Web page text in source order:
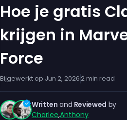
Hoe je gratis
krijgen in
Force
Bijgewerkt op Jun 2, 20262min read
Written and Reviewed by
Charlee,Anthony